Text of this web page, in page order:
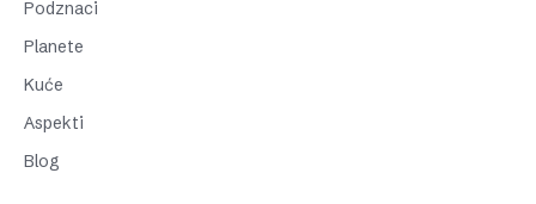
Podznaci
Planete
Kuće
Aspekti
Blog